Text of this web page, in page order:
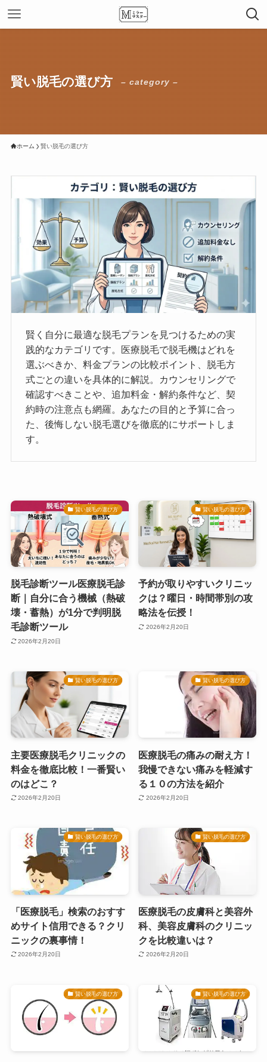
賢い脱毛の選び方 – category –
ホーム 賢い脱毛の選び方
賢く自分に最適な脱毛プランを見つけるための実
践的なカテゴリです。医療脱毛で脱毛機はどれを
選ぶべきか、料金プランの比較ポイント、脱毛方
式ごとの違いを具体的に解説。カウンセリングで
確認すべきことや、追加料金・解約条件など、契
約時の注意点も網羅。あなたの目的と予算に合っ
た、後悔しない脱毛選びを徹底的にサポートしま
す。
賢い脱毛の選び方
脱毛診断ツール医療脱毛診
断｜自分に合う機械（熱破
壊・蓄熱）が1分で判明脱
毛診断ツール
2026年2月20日
賢い脱毛の選び方
予約が取りやすいクリニッ
クは？曜日・時間帯別の攻
略法を伝授！
2026年2月20日
賢い脱毛の選び方
主要医療脱毛クリニックの
料金を徹底比較！一番賢い
のはどこ？
2026年2月20日
賢い脱毛の選び方
医療脱毛の痛みの耐え方！
我慢できない痛みを軽減す
る１０の方法を紹介
2026年2月20日
賢い脱毛の選び方
「医療脱毛」検索のおすす
めサイト信用できる？クリ
ニックの裏事情！
2026年2月20日
賢い脱毛の選び方
医療脱毛の皮膚科と美容外
科、美容皮膚科のクリニッ
クを比較違いは？
2026年2月20日
賢い脱毛の選び方 賢い脱毛の選び方